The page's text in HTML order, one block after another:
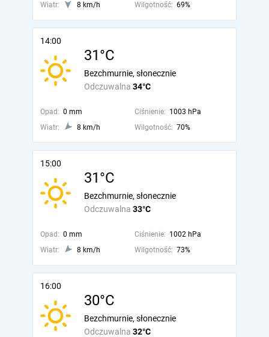
Wiatr:
8 km/h Wilgotność: 69%
14:00
31°C
Odczuwalna 34°C
Bezchmurnie, słonecznie
Opad: 0 mm Ciśnienie: 1003 hPa
Wiatr:
8 km/h Wilgotność: 70%
15:00
31°C
Odczuwalna 33°C
Bezchmurnie, słonecznie
Opad: 0 mm Ciśnienie: 1002 hPa
Wiatr:
8 km/h Wilgotność: 73%
16:00
30°C
Odczuwalna 32°C
Bezchmurnie, słonecznie